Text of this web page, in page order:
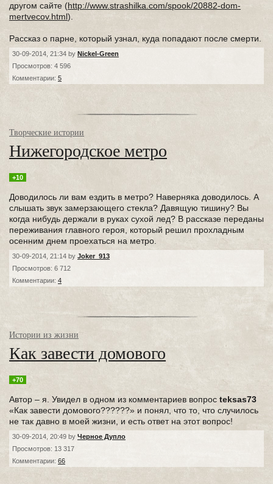
другом сайте (http://www.strashilka.com/spook/20882-dom-
mertvecov.html).
Рассказ о парне, который узнал, куда попадают после смерти.
30-09-2014, 21:34 by Nickel-Green
Просмотров: 4 596
Комментарии: 5
Творческие истории
Нижегородское метро
+10
Доводилось ли вам ездить в метро? Наверняка доводилось. А
слышать звук замерзающего стекла? Давящую тишину? Вы
когда нибудь держали в руках сухой лед? В рассказе переданы
переживания главного героя, который решил прохладным
осенним днем проехаться на метро.
30-09-2014, 21:14 by Joker_913
Просмотров: 6 712
Комментарии: 4
Истории из жизни
Как завести домового
+70
Автор – я. Увидел в одном из комментариев вопрос teksas73
«Как завести домового??????» и понял, что то, что случилось
не так давно в моей жизни, и есть ответ на этот вопрос!
30-09-2014, 20:49 by Черное Дупло
Просмотров: 13 317
Комментарии: 66